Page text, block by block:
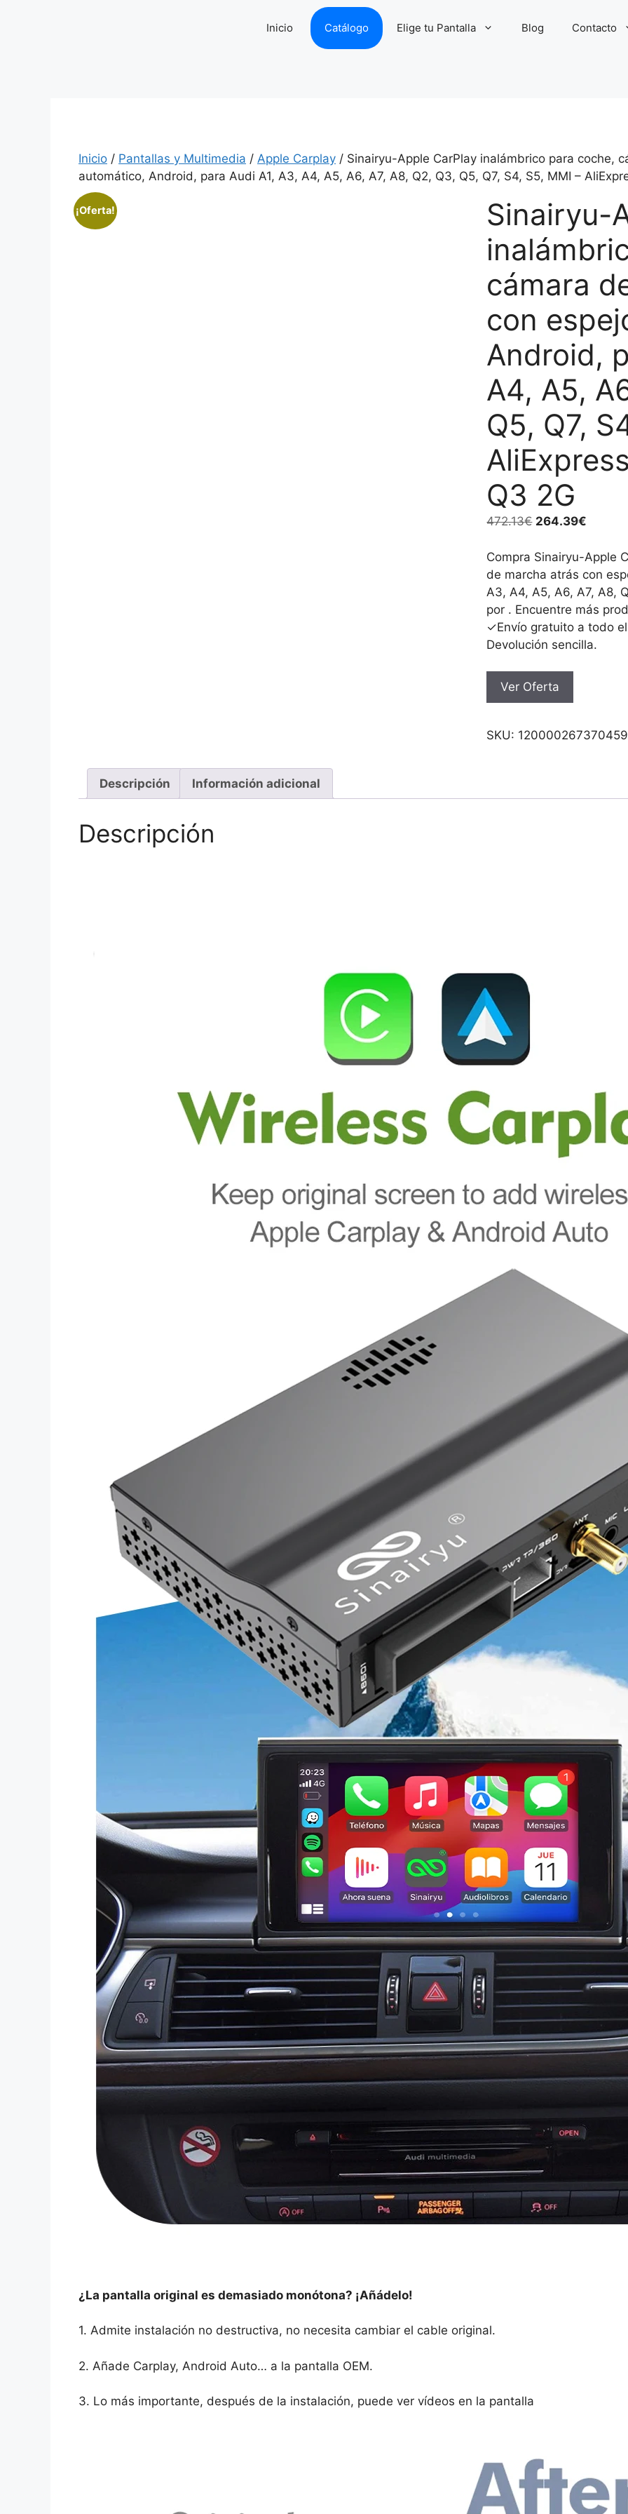
Inicio Catálogo Elige tu Pantalla Blog Contacto
Inicio / Pantallas y Multimedia / Apple Carplay / Sinairyu-Apple CarPlay inalámbrico para coche,
automático, Android, para Audi A1, A3, A4, A5, A6, A7, A8, Q2, Q3, Q5, Q7, S4, S5, MMI –
¡Oferta!
Sinairyu-
cámara
con
Android,
A4, A5,
Q5, Q7,
Q3 2G
472.13€ El
original
era:
472.13€.
264.39€
actual
es:
Compra Sinairyu-Apple
de marcha atrás con
A3, A4, A5, A6, A7, A8,
por . Encuentre más
✓Envío gratuito a todo
Devolución sencilla.
Ver Oferta
SKU:
Descripción Información adicional
Descripción
¿La pantalla original es demasiado monótona? ¡Añádelo!
1. Admite instalación no destructiva, no necesita cambiar el cable original.
2. Añade Carplay, Android Auto… a la pantalla OEM.
3. Lo más importante, después de la instalación, puede ver vídeos en la pantalla